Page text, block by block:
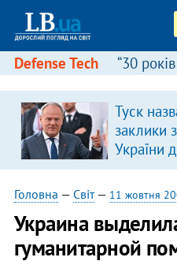
Defense Tech “30
Туск
заклики
України
риторику
Головна — Світ— 11 жовтня
Украина
гуманитарной